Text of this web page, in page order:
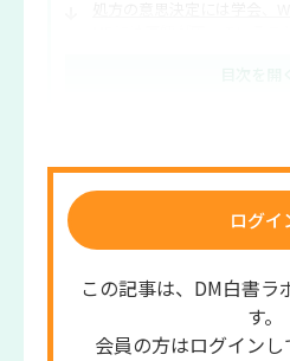
ログイ
この記事は、DM白書ラ
す。
会員の方はログインし